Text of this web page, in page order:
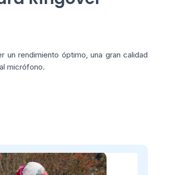
un rendimiento óptimo, una gran calidad
micrófono.